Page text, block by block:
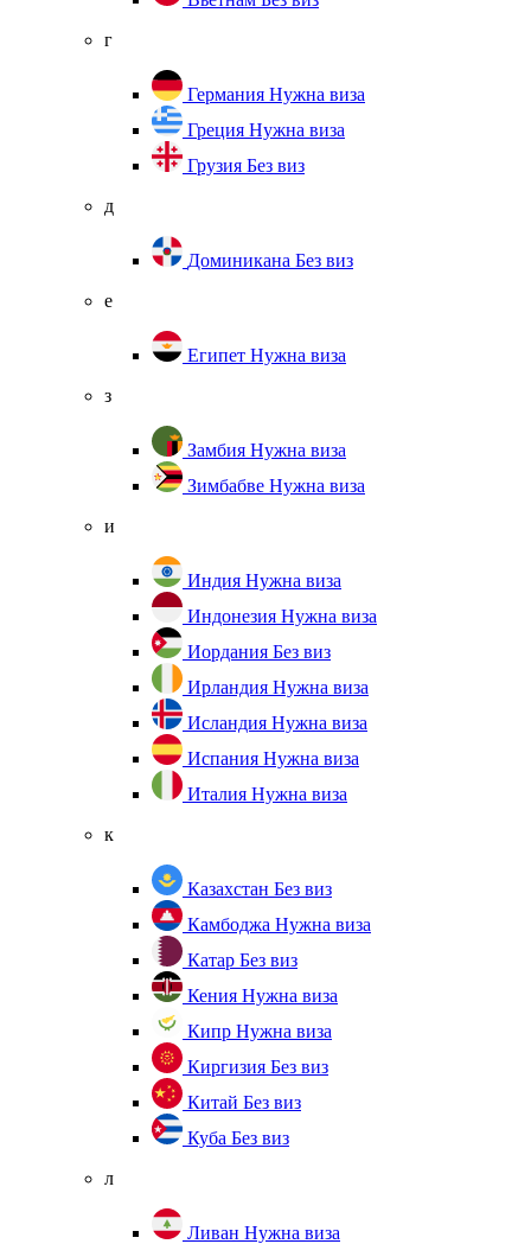
г
Германия Нужна виза
Греция Нужна виза
Грузия Без виз
д
Доминикана Без виз
е
Египет Нужна виза
з
Замбия Нужна виза
Зимбабве Нужна виза
и
Индия Нужна виза
Индонезия Нужна виза
Иордания Без виз
Ирландия Нужна виза
Исландия Нужна виза
Испания Нужна виза
Италия Нужна виза
к
Казахстан Без виз
Камбоджа Нужна виза
Катар Без виз
Кения Нужна виза
Кипр Нужна виза
Киргизия Без виз
Китай Без виз
Куба Без виз
л
Ливан Нужна виза